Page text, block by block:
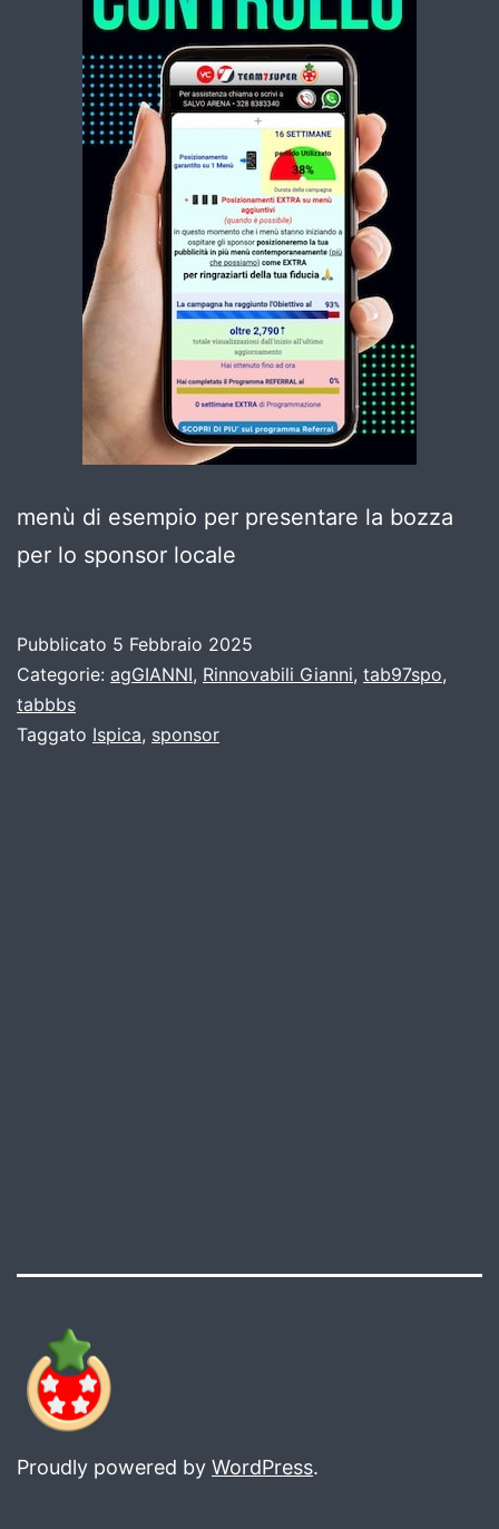
menù di esempio per presentare la bozza
per lo sponsor locale
Pubblicato 5 Febbraio 2025
Categorie: agGIANNI, Rinnovabili Gianni, tab97spo,
tabbbs
Taggato Ispica, sponsor
Proudly powered by WordPress.